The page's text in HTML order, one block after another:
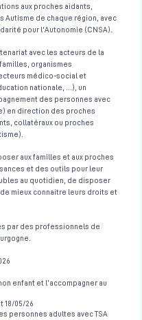
en équipe pluridisciplinaire
Le 24/09/2026
en équipe pluridisciplinaire
Le 08/10/2026
aux proches aidants,
Autisme de chaque région, avec
pour l'Autonomie (CNSA).
avec les acteurs de la
organismes
médico-social et
nationale, …), un
des personnes avec
en direction des proches
collatéraux ou proches
aux familles et aux proches
et des outils pour leur
au quotidien, de disposer
mieux connaitre leurs droits et
par des professionnels de
enfant et l’accompagner au
18/05/26
personnes adultes avec TSA